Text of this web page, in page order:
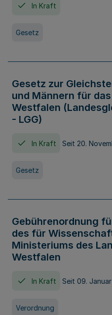
In Kraft
Gesetz
Gesetz zur
und Männern für
Westfalen
- LGG)
In Kraft Seit 20.
Gesetz
Gebührenordnung
des für
Ministeriums des
Westfalen
In Kraft Seit 09.
Verordnung